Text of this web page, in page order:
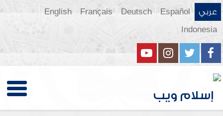
عربي Español
Deutsch
Français
English
Indonesia